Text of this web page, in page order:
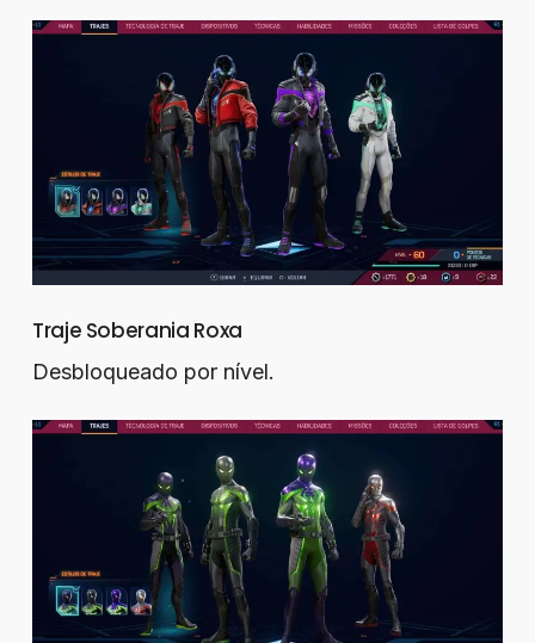
Traje Soberania Roxa
Desbloqueado por nível.